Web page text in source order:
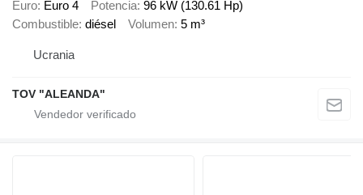
Euro Euro 4 Potencia 96 kW (130.61 Hp)
Combustible diésel Volumen 5 m³
Ucrania
TOV "ALEANDA"